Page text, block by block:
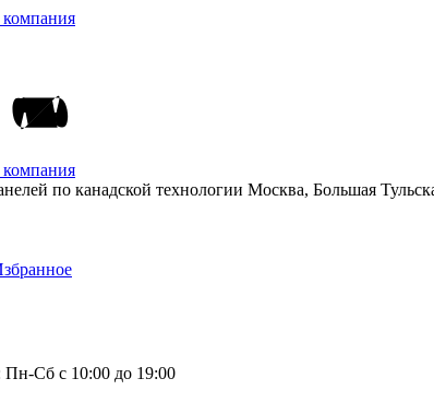
по канадской технологии Москва, Большая
Сб с 10:00 до 19:00